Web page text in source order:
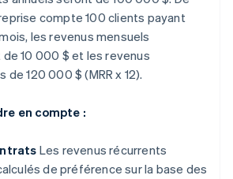
compte 100 clients payant
les revenus mensuels
10 000 $ et les revenus
de 120 000 $ (MRR x 12).
en compte :
Les revenus récurrents
de préférence sur la base des